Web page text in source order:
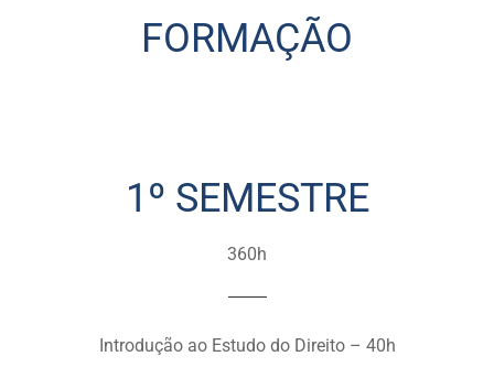
FORMAÇÃO
1º SEMESTRE
360h
Introdução ao Estudo do Direito – 40h